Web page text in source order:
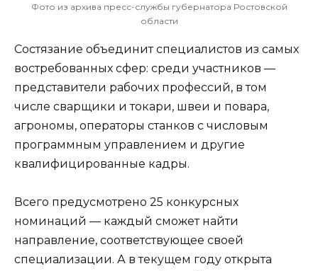
Фото из архива пресс-службы губернатора Ростовской
области
Состязание объединит специалистов из самых
востребованных сфер: среди участников —
представители рабочих профессий, в том
числе сварщики и токари, швеи и повара,
агрономы, операторы станков с числовым
программным управлением и другие
квалифицированные кадры.
Всего предусмотрено 25 конкурсных
номинаций — каждый сможет найти
направление, соответствующее своей
специализации. А в текущем году открыта